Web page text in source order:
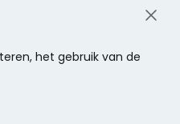
het gebruik van de